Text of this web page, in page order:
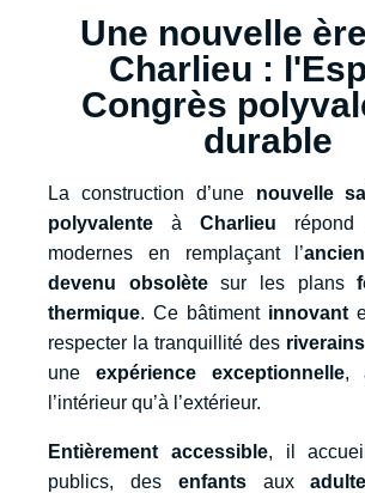
Une nouvelle
Charlieu :
Congrès
durable
La construction d’une nouvelle
polyvalente à Charlieu répond
modernes en remplaçant l’
devenu obsolètesur les plans
thermique. Ce bâtiment innovant
respecter la tranquillité des riverains
une expérience exceptionnelle,
l’intérieur qu’à l’extérieur.
Entièrement accessible, il
publics, des enfantsaux